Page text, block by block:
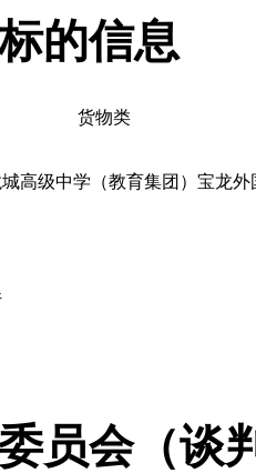
的信息
货物类
高级中学（教育集团）宝龙
员会（谈